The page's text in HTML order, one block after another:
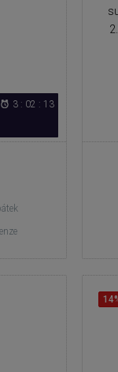
3 : 02 : 12